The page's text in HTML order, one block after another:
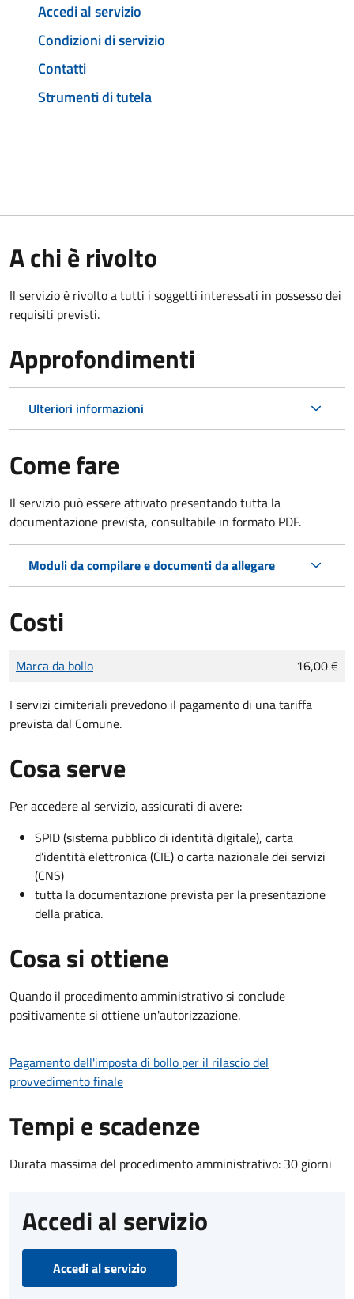
Accedi al servizio
Condizioni di servizio
Contatti
Strumenti di tutela
A chi è rivolto
Il servizio è rivolto a tutti i soggetti interessati in possesso dei
requisiti previsti.
Approfondimenti
Ulteriori informazioni
Come fare
Il servizio può essere attivato presentando tutta la
documentazione prevista, consultabile in formato PDF.
Moduli da compilare e documenti da allegare
Costi
Tipo di pagamento
Importo
Marca da bollo 16,00 €
I servizi cimiteriali prevedono il pagamento di una tariffa
prevista dal Comune.
Cosa serve
Per accedere al servizio, assicurati di avere:
SPID (sistema pubblico di identità digitale), carta
d’identità elettronica (CIE) o carta nazionale dei servizi
(CNS)
tutta la documentazione prevista per la presentazione
della pratica.
Cosa si ottiene
Quando il procedimento amministrativo si conclude
positivamente si ottiene un'autorizzazione.
Pagamento dell'imposta di bollo per il rilascio del
provvedimento finale
Tempi e scadenze
Durata massima del procedimento amministrativo: 30 giorni
Accedi al servizio
Accedi al servizio